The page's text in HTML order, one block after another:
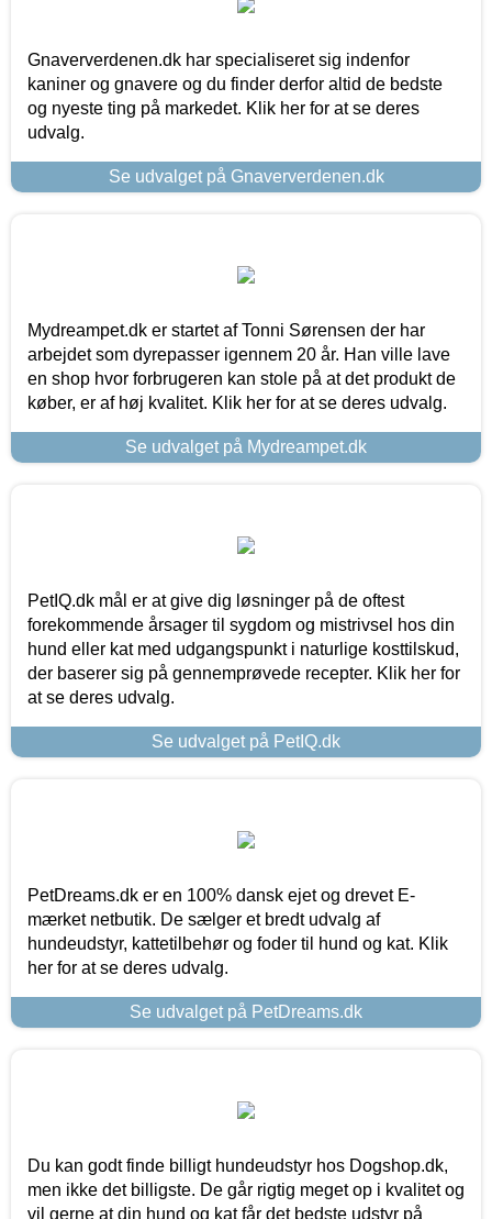
Gnaververdenen.dk har specialiseret sig indenfor
kaniner og gnavere og du finder derfor altid de bedste
og nyeste ting på markedet. Klik her for at se deres
udvalg.
Se udvalget på Gnaververdenen.dk
Mydreampet.dk er startet af Tonni Sørensen der har
arbejdet som dyrepasser igennem 20 år. Han ville lave
en shop hvor forbrugeren kan stole på at det produkt de
køber, er af høj kvalitet. Klik her for at se deres udvalg.
Se udvalget på Mydreampet.dk
PetIQ.dk mål er at give dig løsninger på de oftest
forekommende årsager til sygdom og mistrivsel hos din
hund eller kat med udgangspunkt i naturlige kosttilskud,
der baserer sig på gennemprøvede recepter. Klik her for
at se deres udvalg.
Se udvalget på PetIQ.dk
PetDreams.dk er en 100% dansk ejet og drevet E-
mærket netbutik. De sælger et bredt udvalg af
hundeudstyr, kattetilbehør og foder til hund og kat. Klik
her for at se deres udvalg.
Se udvalget på PetDreams.dk
Du kan godt finde billigt hundeudstyr hos Dogshop.dk,
men ikke det billigste. De går rigtig meget op i kvalitet og
vil gerne at din hund og kat får det bedste udstyr på